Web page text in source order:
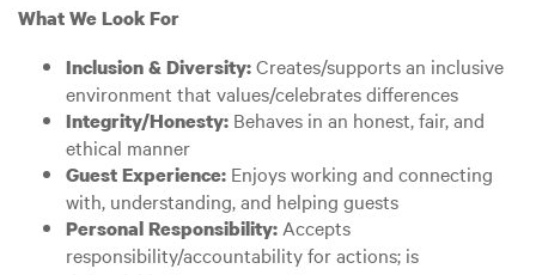
What We Look For
Inclusion & Diversity:Creates/supports an inclusive
environment that values/celebrates differences
Integrity/Honesty: Behaves in an honest, fair, and
ethical manner
Guest Experience: Enjoys working and connecting
with, understanding, and helping guests
Personal Responsibility: Accepts
responsibility/accountability for actions; is